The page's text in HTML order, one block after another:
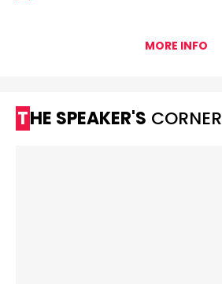
MORE INFO
THE SPEAKER'S CORNER